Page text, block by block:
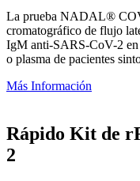
La prueba NADAL®
cromatográfico de flujo
IgM anti-SARS-CoV-2 en
o plasma de pacientes
Más Información
Rápido Kit de
2